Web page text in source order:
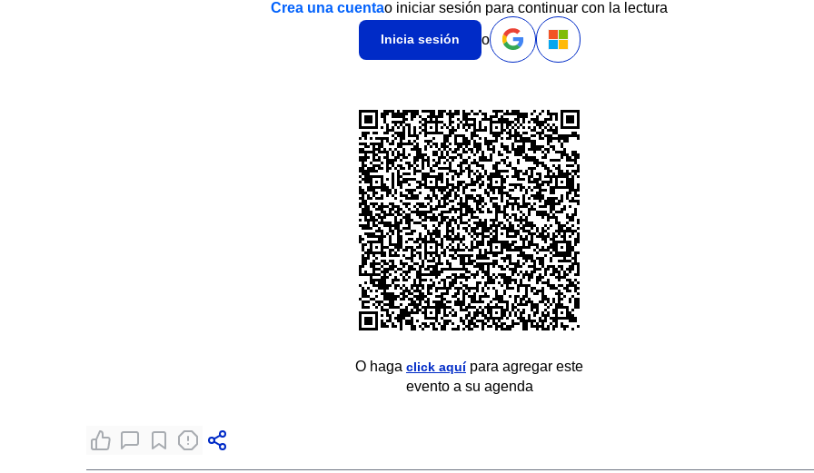
Crea una cuentao iniciar sesión para continuar con la lectura
Inicia sesión o
O haga click aquípara agregar este
evento a su agenda